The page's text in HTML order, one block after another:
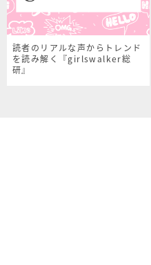
読者のリアルな声からトレンド
を読み解く『girlswalker総
研』